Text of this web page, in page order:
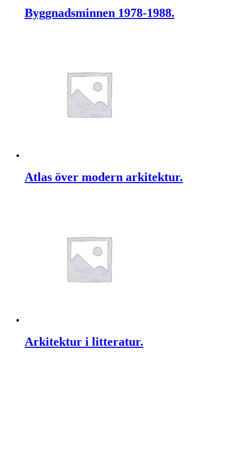
Byggnadsminnen 1978-1988.
Atlas över modern arkitektur.
Arkitektur i litteratur.